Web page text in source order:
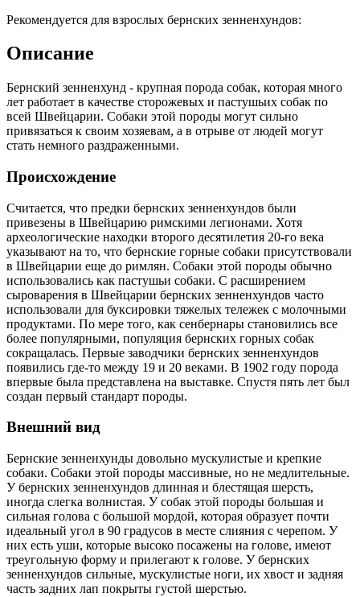
Рекомендуется для взрослых бернских зенненхундов:
Описание
Бернский зенненхунд - крупная порода собак, которая много
лет работает в качестве сторожевых и пастушьих собак по
всей Швейцарии. Собаки этой породы могут сильно
привязаться к своим хозяевам, а в отрыве от людей могут
стать немного раздраженными.
Происхождение
Считается, что предки бернских зенненхундов были
привезены в Швейцарию римскими легионами. Хотя
археологические находки второго десятилетия 20-го века
указывают на то, что бернские горные собаки присутствовали
в Швейцарии еще до римлян. Собаки этой породы обычно
использовались как пастушьи собаки. С расширением
сыроварения в Швейцарии бернских зенненхундов часто
использовали для буксировки тяжелых тележек с молочными
продуктами. По мере того, как сенбернары становились все
более популярными, популяция бернских горных собак
сокращалась. Первые заводчики бернских зенненхундов
появились где-то между 19 и 20 веками. В 1902 году порода
впервые была представлена на выставке. Спустя пять лет был
создан первый стандарт породы.
Внешний вид
Бернские зенненхунды довольно мускулистые и крепкие
собаки. Собаки этой породы массивные, но не медлительные.
У бернских зенненхундов длинная и блестящая шерсть,
иногда слегка волнистая. У собак этой породы большая и
сильная голова с большой мордой, которая образует почти
идеальный угол в 90 градусов в месте слияния с черепом. У
них есть уши, которые высоко посажены на голове, имеют
треугольную форму и прилегают к голове. У бернских
зенненхундов сильные, мускулистые ноги, их хвост и задняя
часть задних лап покрыты густой шерстью.